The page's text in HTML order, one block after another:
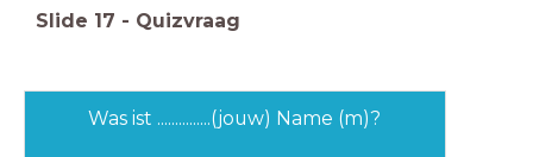
Slide 17 - Quizvraag
Was ist ...............(jouw) Name (m)?